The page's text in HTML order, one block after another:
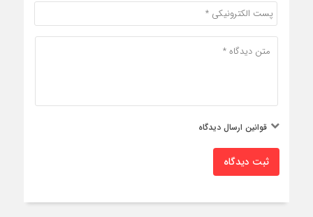
قوانین ارسال دیدگاه
ثبت دیدگاه